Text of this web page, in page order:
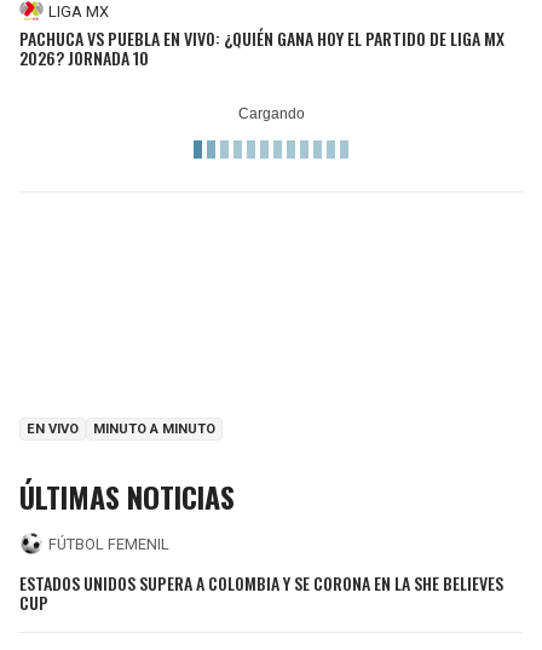
LIGA MX
PACHUCA VS PUEBLA EN VIVO: ¿QUIÉN GANA HOY EL PARTIDO DE LIGA MX
2026? JORNADA 10
EN VIVO MINUTO A MINUTO
ÚLTIMAS NOTICIAS
FÚTBOL FEMENIL
ESTADOS UNIDOS SUPERA A COLOMBIA Y SE CORONA EN LA SHE BELIEVES
CUP